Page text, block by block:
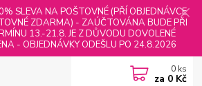
SLEVA NA POŠTOVNÉ (PŘÍ OBJEDNÁVCE
ZDARMA) - ZAÚČTOVÁNA BUDE PŘI
13.-21.8. JE Z DŮVODU DOVOLENÉ
- OBJEDNÁVKY ODEŠLU PO 24.8.2026
0 ks
za 0 Kč